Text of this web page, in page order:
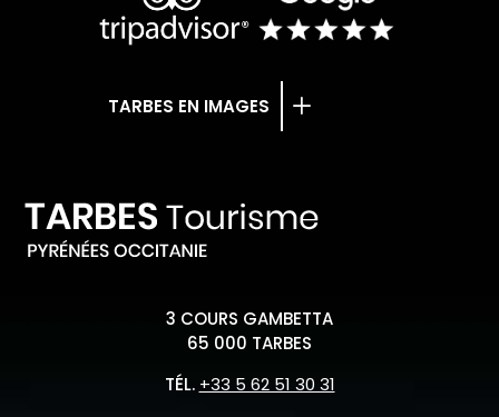
TARBES EN IMAGES
3 COURS GAMBETTA
65 000 TARBES
TÉL. +33 5 62 51 30 31